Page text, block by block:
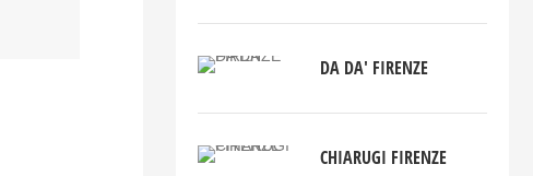
DA DA' FIRENZE
CHIARUGI FIRENZE